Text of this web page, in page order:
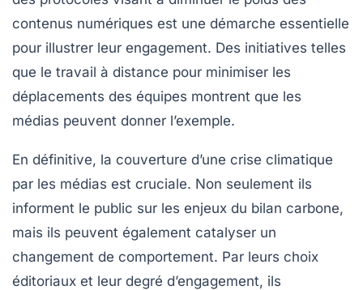
contenus numériques est une démarche essentielle
pour illustrer leur engagement. Des initiatives telles
que le travail à distance pour minimiser les
déplacements des équipes montrent que les
médias peuvent donner l’exemple.
En définitive, la couverture d’une crise climatique
par les médias est cruciale. Non seulement ils
informent le public sur les enjeux du bilan carbone,
mais ils peuvent également catalyser un
changement de comportement. Par leurs choix
éditoriaux et leur degré d’engagement, ils